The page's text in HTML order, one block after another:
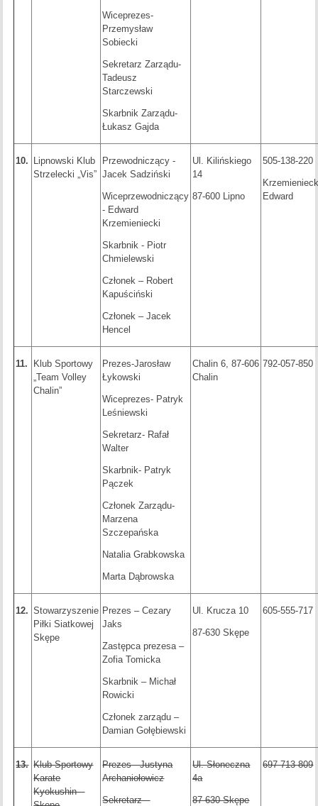
Wiceprezes-
Przemysław
Sobiecki
Sekretarz Zarządu-
Tadeusz
Starczewski
Skarbnik Zarządu-
Łukasz Gajda
10.
Lipnowski Klub
Strzelecki „Vis”
Przewodniczący -
Jacek Sadziński
Wiceprzewodniczący
- Edward
Krzemieniecki
Skarbnik - Piotr
Chmielewski
Członek – Robert
Kapuściński
Członek – Jacek
Hencel
Ul. Kilińskiego
14
87-600 Lipno
505-138-220
Edward
11.
Klub Sportowy
„Team Volley
Chalin”
Prezes-Jarosław
Łykowski
Wiceprezes- Patryk
Leśniewski
Sekretarz- Rafał
Walter
Skarbnik- Patryk
Pączek
Członek Zarządu-
Marzena
Szczepańska
Natalia Grabkowska
Marta Dąbrowska
Chalin 6, 87-606
Chalin
792-057-850
12. Stowarzyszenie
Piłki Siatkowej
Skępe
Prezes – Cezary
Jaks
Zastępca prezesa –
Zofia Tomicka
Skarbnik – Michał
Rowicki
Członek zarządu –
Damian Gołębiewski
Ul. Krucza 10
87-630 Skępe
605-555-717
13. Klub Sportowy
Karate
Kyokushin –
Prezes - Justyna
Archaniołowicz
Sekretarz –
Ul. Słoneczna
4a
87-630 Skępe
697-713-809